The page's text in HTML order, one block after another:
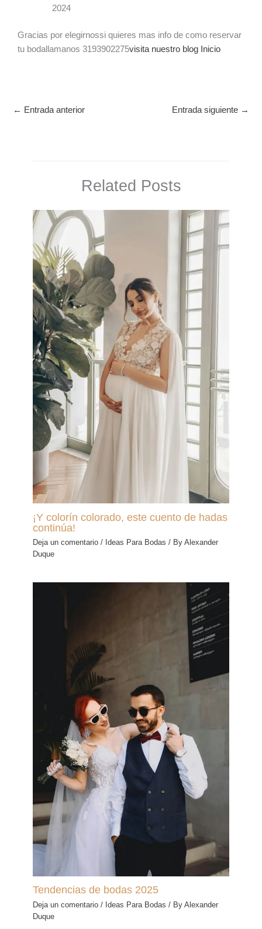
2024
Gracias por elegirnossi quieres mas info de como reservar
tu bodallamanos 3193902275visita nuestro blog Inicio
← Entrada anterior Entrada siguiente →
Related Posts
¡Y colorín colorado, este cuento de hadas
continúa!
Deja un comentario / Ideas Para Bodas / ByAlexander
Duque
Tendencias de bodas 2025
Deja un comentario / Ideas Para Bodas / ByAlexander
Duque